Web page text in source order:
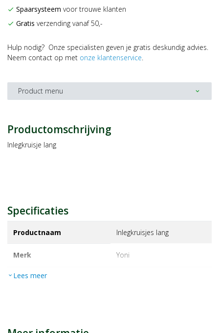
check Spaarsysteem voor trouwe klanten
check Gratis verzending vanaf 50,-
Hulp nodig? Onze specialisten geven je gratis deskundig advies.
Neem contact op met onze klantenservice.
Product menu expand_more
Productomschrijving
Inlegkruisje lang
Specificaties
Productnaam Inlegkruisjes lang
Merk yoni
EAN
expand_more Lees meer